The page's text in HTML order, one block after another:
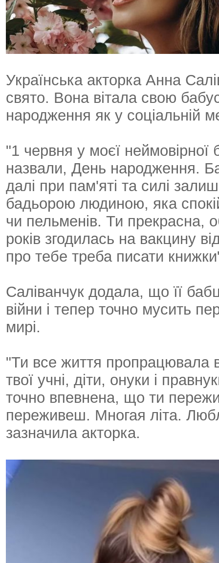
Українська акторка Анна
свято. Вона вітала свою
народження як у соціальній
"1 червня у моєї неймовірної
назвали, День народження.
далі при пам'яті та силі
бадьорою людиною, яка
чи пельменів. Ти
років згодилась на вакцину
про тебе треба писати
Саліванчук додала, що її
війни і тепер точно мусить
мирі.
"Ти все життя пропрацювала
твої учні, діти, онуки і
точно впевнена, що ти
переживеш. Многая літа.
зазначила акторка.